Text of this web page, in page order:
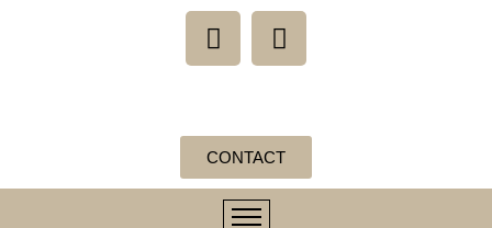
CONTACT